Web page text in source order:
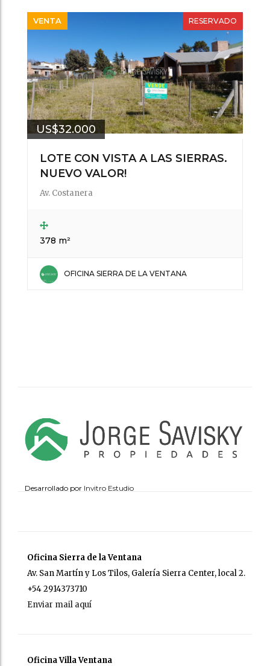
RESERVADO
VENTA
US$32.000
LOTE CON VISTA A LAS SIERRAS.
NUEVO VALOR!
Av. Costanera
378 m²
OFICINA SIERRA DE LA VENTANA
Desarrollado por Invitro Estudio
Oficina Sierra de la Ventana
Av. San Martín y Los Tilos, Galería Sierra Center, local 2.
+54 2914373710
Enviar mail aquí
Oficina Villa Ventana